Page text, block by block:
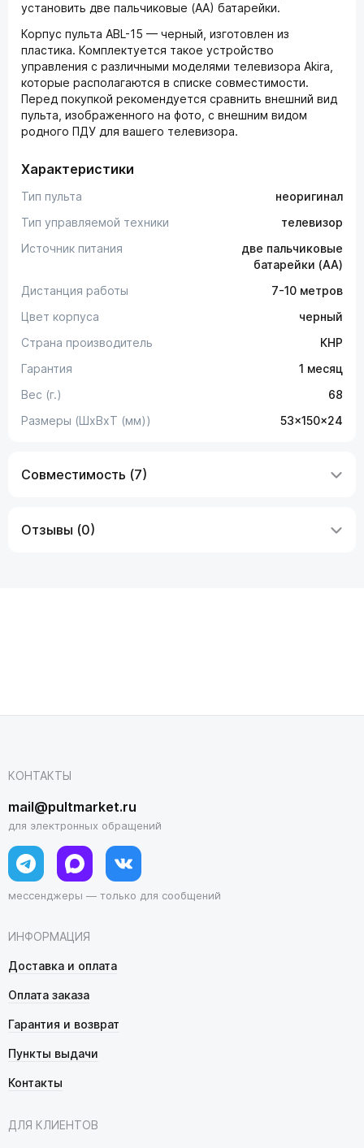
установить две пальчиковые (АА) батарейки.
Корпус пульта ABL-15 — черный, изготовлен из
пластика. Комплектуется такое устройство
управления с различными моделями телевизора Akira,
которые располагаются в списке совместимости.
Перед покупкой рекомендуется сравнить внешний вид
пульта, изображенного на фото, с внешним видом
родного ПДУ для вашего телевизора.
Характеристики
Тип пульта
неоригинал
Тип управляемой техники
телевизор
Источник питания
две пальчиковые
батарейки (AA)
Дистанция работы
7-10 метров
Цвет корпуса
черный
Страна производитель
КНР
Гарантия
1 месяц
Вес (г.)
68
Размеры (ШxВxТ (мм))
53x150x24
Совместимость (7)
Отзывы (0)
ИНФОРМАЦИЯ
Доставка и оплата
Оплата заказа
Гарантия и возврат
Пункты выдачи
Контакты
ДЛЯ КЛИЕНТОВ
КОНТАКТЫ
mail@pultmarket.ru
для электронных обращений
мессенджеры — только для сообщений